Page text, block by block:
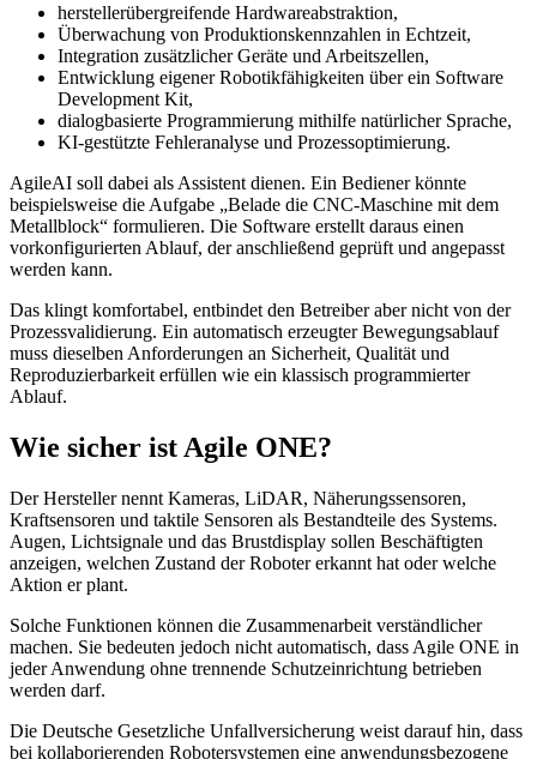
herstellerübergreifende Hardwareabstraktion,
Überwachung von Produktionskennzahlen in Echtzeit,
Integration zusätzlicher Geräte und Arbeitszellen,
Entwicklung eigener Robotikfähigkeiten über ein Software
Development Kit,
dialogbasierte Programmierung mithilfe natürlicher Sprache,
KI-gestützte Fehleranalyse und Prozessoptimierung.
AgileAI soll dabei als Assistent dienen. Ein Bediener könnte
beispielsweise die Aufgabe „Belade die CNC-Maschine mit dem
Metallblock“ formulieren. Die Software erstellt daraus einen
vorkonfigurierten Ablauf, der anschließend geprüft und angepasst
werden kann.
Das klingt komfortabel, entbindet den Betreiber aber nicht von der
Prozessvalidierung. Ein automatisch erzeugter Bewegungsablauf
muss dieselben Anforderungen an Sicherheit, Qualität und
Reproduzierbarkeit erfüllen wie ein klassisch programmierter
Ablauf.
Wie sicher ist Agile ONE?
Der Hersteller nennt Kameras, LiDAR, Näherungssensoren,
Kraftsensoren und taktile Sensoren als Bestandteile des Systems.
Augen, Lichtsignale und das Brustdisplay sollen Beschäftigten
anzeigen, welchen Zustand der Roboter erkannt hat oder welche
Aktion er plant.
Solche Funktionen können die Zusammenarbeit verständlicher
machen. Sie bedeuten jedoch nicht automatisch, dass Agile ONE in
jeder Anwendung ohne trennende Schutzeinrichtung betrieben
werden darf.
Die Deutsche Gesetzliche Unfallversicherung weist darauf hin, dass
bei kollaborierenden Robotersystemen eine anwendungsbezogene